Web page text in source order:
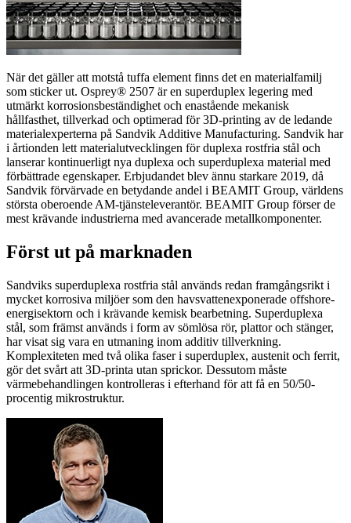
När det gäller att motstå tuffa element finns det en materialfamilj
som sticker ut. Osprey® 2507 är en superduplex legering med
utmärkt korrosionsbeständighet och enastående mekanisk
hållfasthet, tillverkad och optimerad för 3D-printing av de ledande
materialexperterna på Sandvik Additive Manufacturing. Sandvik har
i årtionden lett materialutvecklingen för duplexa rostfria stål och
lanserar kontinuerligt nya duplexa och superduplexa material med
förbättrade egenskaper. Erbjudandet blev ännu starkare 2019, då
Sandvik förvärvade en betydande andel i BEAMIT Group, världens
största oberoende AM-tjänsteleverantör. BEAMIT Group förser de
mest krävande industrierna med avancerade metallkomponenter.
Först ut på marknaden
Sandviks superduplexa rostfria stål används redan framgångsrikt i
mycket korrosiva miljöer som den havsvattenexponerade offshore-
energisektorn och i krävande kemisk bearbetning. Superduplexa
stål, som främst används i form av sömlösa rör, plattor och stänger,
har visat sig vara en utmaning inom additiv tillverkning.
Komplexiteten med två olika faser i superduplex, austenit och ferrit,
gör det svårt att 3D-printa utan sprickor. Dessutom måste
värmebehandlingen kontrolleras i efterhand för att få en 50/50-
procentig mikrostruktur.